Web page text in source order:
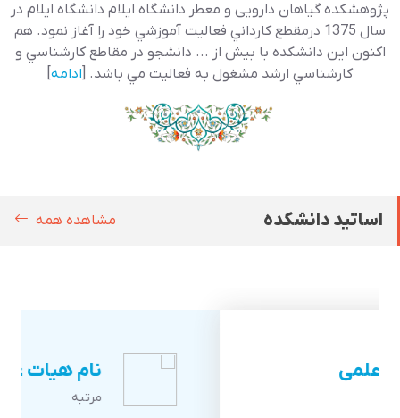
پژوهشکده گیاهان دارویی و معطر دانشگاه ایلام دانشگاه ايلام در
سال 1375 درمقطع کارداني فعاليت آموزشي خود را آغاز نمود. هم
اکنون اين دانشکده با بيش از ... دانشجو در مقاطع کارشناسي و
کارشناسي ارشد مشغول به فعاليت مي باشد. [ادامه]
اساتید دانشکده مشاهده همه
نام هیات علمی